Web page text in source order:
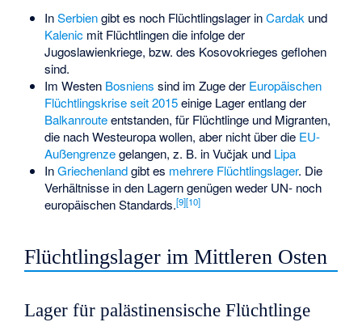
InSerbiengibt es noch Flüchtlingslager inCardakund
Kalenicmit Flüchtlingen die infolge der
Jugoslawienkriege, bzw. des Kosovokrieges geflohen
sind.
Im Westen Bosniens sind im Zuge der Europäischen
Flüchtlingskrise seit 2015einige Lager entlang der
Balkanrouteentstanden, für Flüchtlinge und Migranten,
die nach Westeuropa wollen, aber nicht über die EU-
Außengrenzegelangen, z. B. inVučjakund Lipa
InGriechenlandgibt es mehrere Flüchtlingslager. Die
Verhältnisse in den Lagern genügen weder UN- noch
europäischen Standards.[9][10]
Flüchtlingslager im Mittleren Osten
Lager für palästinensische Flüchtlinge